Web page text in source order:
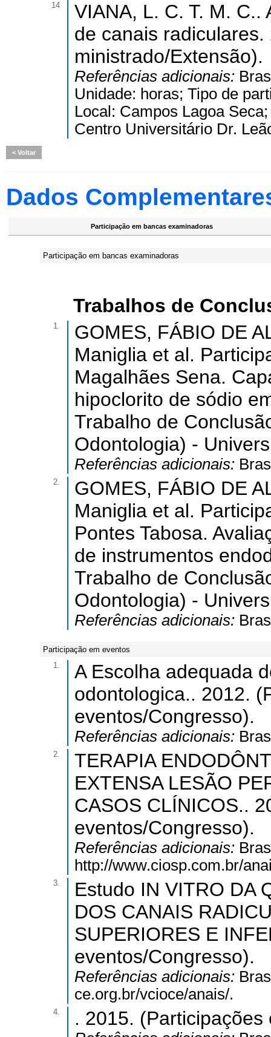
14
VIANA, L. C. T. M.
de canais
ministrado/Extensão).
Referências adicionais:
Unidade: horas; Tipo de
Local: Campos Lagoa
Centro Universitário Dr.
Voltar
Dados
Participação em bancas examinadoras
Participação em bancas examinadoras
Trabalhos de
1.
GOMES, FÁBIO DE
Maniglia et al.
Magalhães Sena.
hipoclorito de sódio
Trabalho de
Odontologia) -
Referências adicionais:
2.
GOMES, FÁBIO DE
Maniglia et al.
Pontes Tabosa.
de instrumentos
Trabalho de
Odontologia) -
Referências adicionais:
Participação em eventos
1.
A Escolha adequada
odontologica.. 2012.
eventos/Congresso).
Referências adicionais:
2.
TERAPIA
EXTENSA LESÃO
CASOS CLÍNICOS..
eventos/Congresso).
Referências adicionais:
http://www.ciosp.com.br/
3.
Estudo IN VITRO DA
DOS CANAIS
SUPERIORES E
eventos/Congresso).
Referências adicionais:
ce.org.br/vcioce/anais/.
4. . 2015.